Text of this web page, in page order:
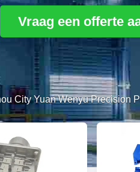
Vraag een offerte
City Yuan Wenyu Precision